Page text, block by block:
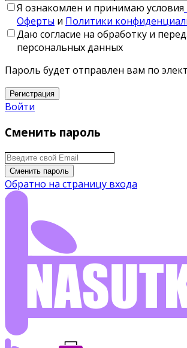
Я ознакомлен и принимаю условия
Оферты и Политики
Даю согласие на обработку и
персональных данных
Пароль будет отправлен вам по
Регистрация
Войти
Сменить пароль
Сменить пароль
Обратно на страницу входа